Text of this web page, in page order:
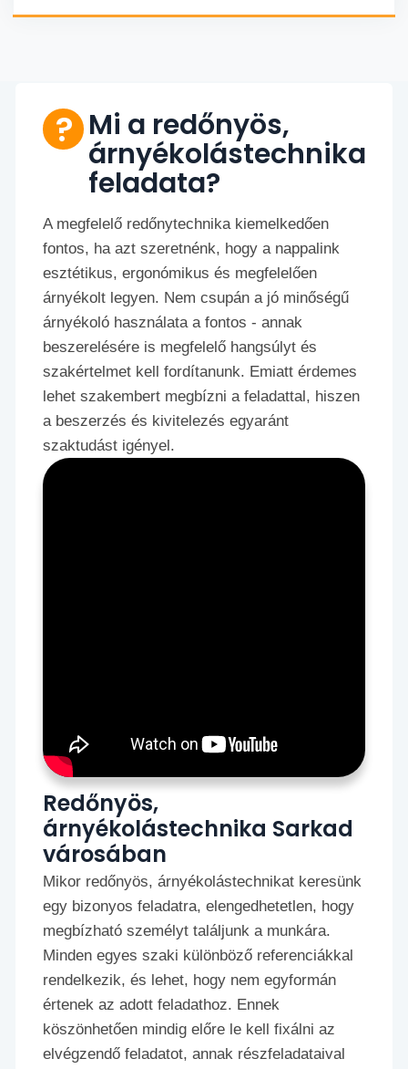
Mi a redőnyös,
árnyékolástechnika
feladata?
A megfelelő redőnytechnika kiemelkedően
fontos, ha azt szeretnénk, hogy a nappalink
esztétikus, ergonómikus és megfelelően
árnyékolt legyen. Nem csupán a jó minőségű
árnyékoló használata a fontos - annak
beszerelésére is megfelelő hangsúlyt és
szakértelmet kell fordítanunk. Emiatt érdemes
lehet szakembert megbízni a feladattal, hiszen
a beszerzés és kivitelezés egyaránt
szaktudást igényel.
Redőnyös,
árnyékolástechnika Sarkad
városában
Mikor redőnyös, árnyékolástechnikat keresünk
egy bizonyos feladatra, elengedhetetlen, hogy
megbízható személyt találjunk a munkára.
Minden egyes szaki különböző referenciákkal
rendelkezik, és lehet, hogy nem egyformán
értenek az adott feladathoz. Ennek
köszönhetően mindig előre le kell fixálni az
elvégzendő feladatot, annak részfeladataival